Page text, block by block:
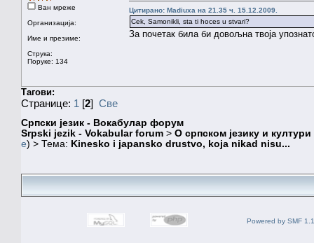
Ван мреже
Организација:
Име и презиме:
Струка:
Поруке: 134
Цитирано: Madiuxa на 21.35 ч. 15.12.2009.
Cek, Samonikli, sta ti hoces u stvari?
За почетак била би довољна твоја
Тагови:
Странице: 1 [2] Све
Српски језик - Вокабулар форум
Srpski jezik - Vokabular forum > О српском језику и култури
e) > Тема: Kinesko i japansko drustvo, koja nikad nisu...
Powered by SMF